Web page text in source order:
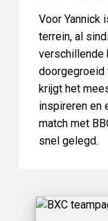
Voor Yannick
terrein, al
verschillende
doorgegroeid
krijgt het
inspireren en
match met
snel gelegd.